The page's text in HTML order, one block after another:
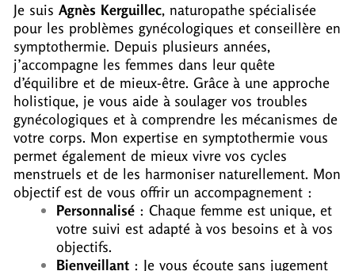
Je suis Agnès Kerguillec, naturopathe spécialisée
pour les problèmes gynécologiques et conseillère en
symptothermie. Depuis plusieurs années,
j’accompagne les femmes dans leur quête
d’équilibre et de mieux-être. Grâce à une approche
holistique, je vous aide à soulager vos troubles
gynécologiques et à comprendre les mécanismes de
votre corps. Mon expertise en symptothermie vous
permet également de mieux vivre vos cycles
menstruels et de les harmoniser naturellement. Mon
objectif est de vous offrir un accompagnement :
Personnalisé : Chaque femme est unique, et
votre suivi est adapté à vos besoins et à vos
objectifs.
Bienveillant : Je vous écoute sans jugement